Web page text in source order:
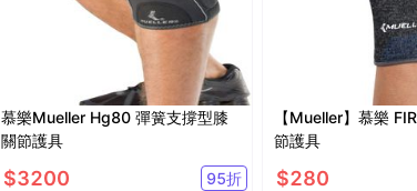
慕樂Mueller Hg80 彈簧支撐型膝
關節護具
$3200 95折
【Mueller】慕樂
節護具
$280